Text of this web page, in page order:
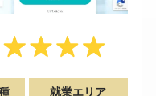
就業エリア